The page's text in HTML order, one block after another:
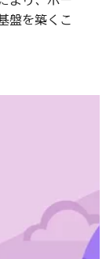
盤を築くこ